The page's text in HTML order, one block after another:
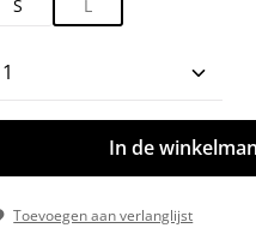
S L
In de
Toevoegen aan verlanglijst